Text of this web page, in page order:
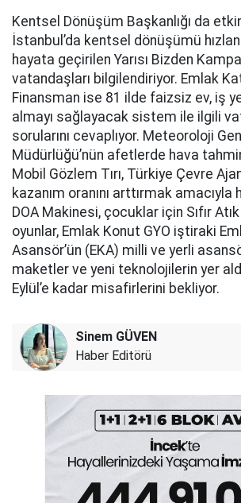
Kentsel Dönüşüm Başkanlığı da
İstanbul’da kentsel dönüşümü
hayata geçirilen Yarısı Bizden
vatandaşları bilgilendiriyor. Emlak
Finansman ise 81 ilde faizsiz ev, iş
almayı sağlayacak sistem ile ilgili
sorularını cevaplıyor. Meteoroloji
Müdürlüğü’nün afetlerde hava
Mobil Gözlem Tırı, Türkiye Çevre
kazanım oranını arttırmak
DOA Makinesi, çocuklar için Sıfır
oyunlar, Emlak Konut GYO iştiraki
Asansör’ün (EKA) milli ve yerli
maketler ve yeni teknolojilerin yer
Eylül’e kadar misafirlerini bekliyor.
Sinem GÜVEN
Haber Editörü